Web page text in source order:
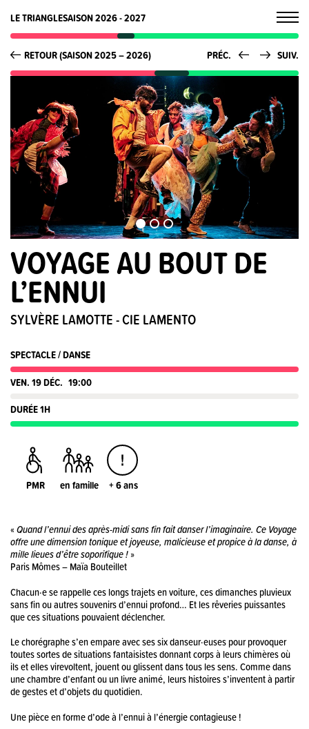
LE TRIANGLESAISON 2026 - 2027
RETOUR (SAISON 2025 – 2026) PRÉC. SUIV.
VOYAGE AU BOUT DE
L’ENNUI
SYLVÈRE LAMOTTE - CIE LAMENTO
SPECTACLE / DANSE
VEN. 19 DÉC. 19:00
DURÉE 1H
PMR en famille + 6 ans
«Quand l’ennui des après-midi sans fin fait danser l’imaginaire. Ce Voyage
offre une dimension tonique et joyeuse, malicieuse et propice à la danse, à
mille lieues d’être soporifique !»
Paris Mômes – Maïa Bouteillet
Chacun·e se rappelle ces longs trajets en voiture, ces dimanches pluvieux
sans fin ou autres souvenirs d’ennui profond… Et les rêveries puissantes
que ces situations pouvaient déclencher.
Le chorégraphe s’en empare avec ses six danseur·euses pour provoquer
toutes sortes de situations fantaisistes donnant corps à leurs chimères où
ils et elles virevoltent, jouent ou glissent dans tous les sens. Comme dans
une chambre d’enfant ou un livre animé, leurs histoires s’inventent à partir
de gestes et d’objets du quotidien.
Une pièce en forme d’ode à l’ennui à l’énergie contagieuse !